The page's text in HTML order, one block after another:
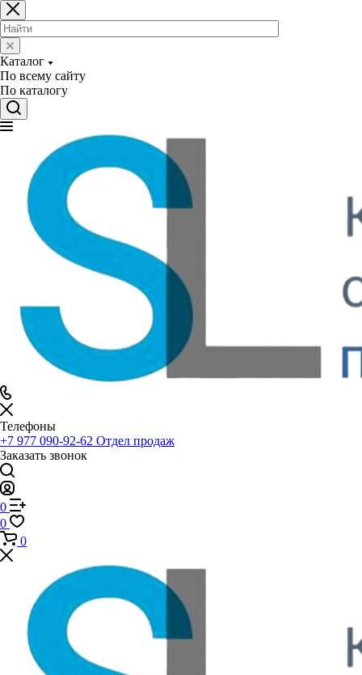
Каталог
По всему сайту
По каталогу
Телефоны
+7 977 090-92-62 Отдел продаж
Заказать звонок
0
0
0